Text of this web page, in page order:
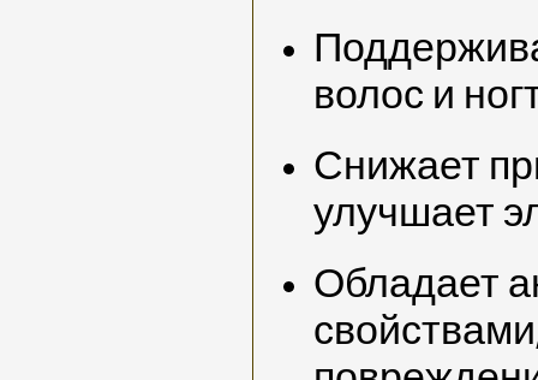
волос и
Снижает
улучшает
Обладает